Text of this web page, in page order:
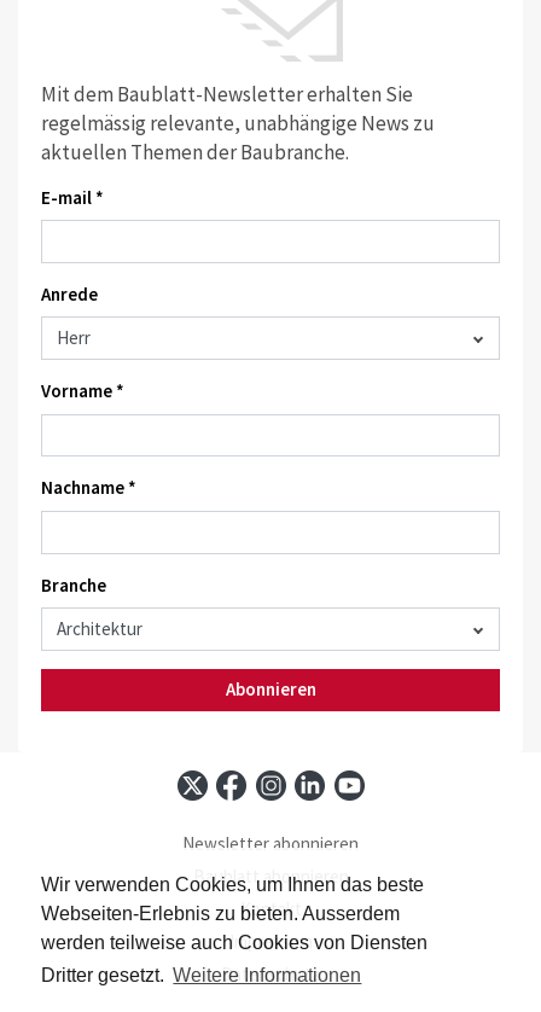
Wir verwenden Cookies, um Ihnen das beste
Webseiten-Erlebnis zu bieten. Ausserdem
werden teilweise auch Cookies von Diensten
Dritter gesetzt. Weitere Informationen
Mit dem Baublatt-Newsletter erhalten Sie
regelmässig relevante, unabhängige News zu
aktuellen Themen der Baubranche.
E-mail *
Anrede
Vorname *
Nachname *
Branche
Abonnieren
Newsletter abonnieren
Baublatt abonnieren
Kontakt
Impressum
Datenschutz